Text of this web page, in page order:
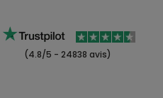
(4.8/5 - 24838 avis)